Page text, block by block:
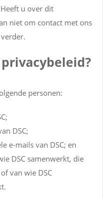
u over dit
niet om contact met ons
personen:
DSC;
e-mails van DSC; en
DSC samenwerkt, die
van wie DSC